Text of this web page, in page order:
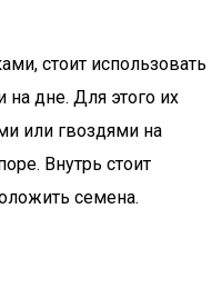
стоит использовать
дне. Для этого их
или гвоздями на
Внутрь стоит
семена.